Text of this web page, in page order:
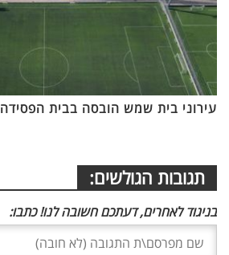
עירוני בית שמש הובסה בבית הפסידה 5:2 לעירוני אשקלון
תגובות הגולשים:
בניגוד לאחרים, דעתכם חשובה לנו! כתבו: